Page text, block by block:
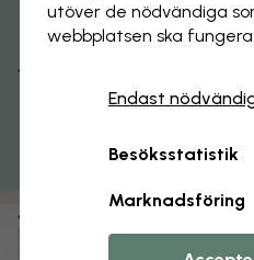
Motorcykel för
Matt yta
Artikelnummer:
utöver de nödvändiga
webbplatsen ska fungera.
Endast
Besöksstatistik
Marknadsföring
Få 15% rabatt